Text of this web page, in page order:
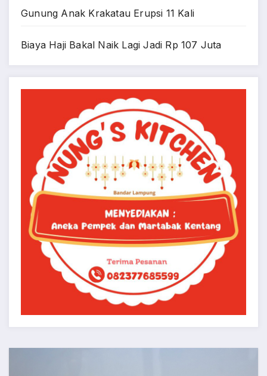
Gunung Anak Krakatau Erupsi 11 Kali
Biaya Haji Bakal Naik Lagi Jadi Rp 107 Juta